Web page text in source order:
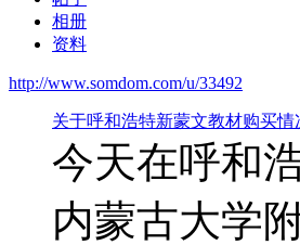
相册
资料
http://www.somdom.com/u/33492
关于呼和浩特新蒙文教材购买情
今天在呼和
内蒙古大学